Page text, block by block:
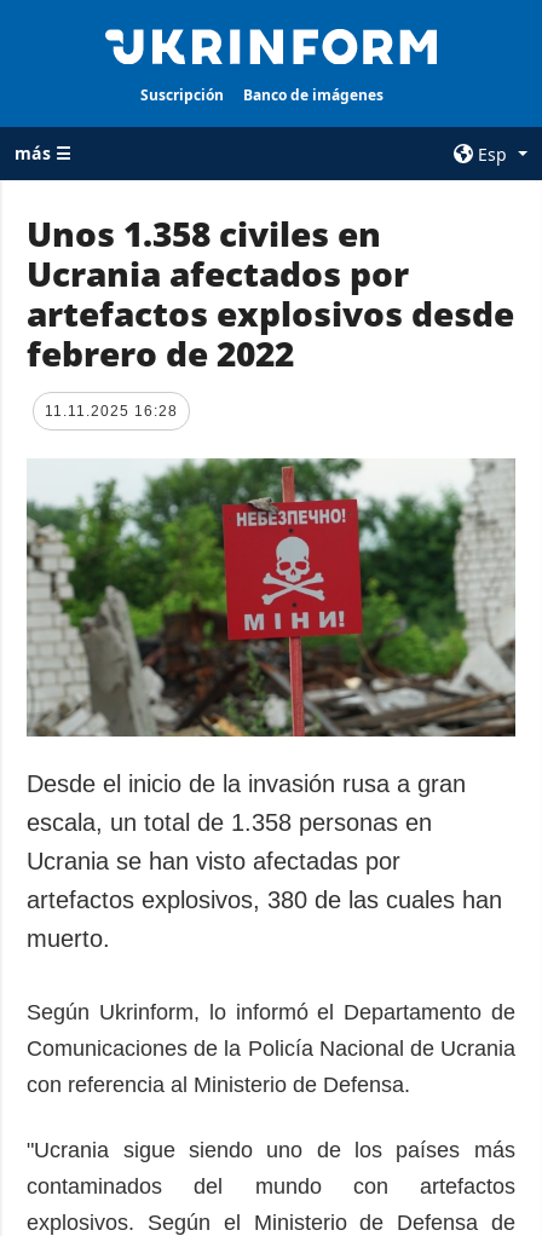
Suscripción Banco de imágenes
más ☰
Esp
TODAS LAS
CATEGORÍAS
Guerra
Reconstrucción
de Ucrania
Política
Economía
Defensa
Sociedad y
Cultura
Deportes
Crimen
Desastres y
emergencias
AGENCIA
sobre la agencia
Política de
privacidad y
protección de
datos personales
ADICIONAL
Podcasts
Publicaciones
Entrevistas
Fotos
Releases
SERVICIOS
Banco de
imágenes
Unos 1.358 civiles en
Ucrania afectados por
artefactos explosivos desde
febrero de 2022
11.11.2025 16:28
Desde el inicio de la invasión rusa a gran
escala, un total de 1.358 personas en
Ucrania se han visto afectadas por
artefactos explosivos, 380 de las cuales han
muerto.
Según Ukrinform, lo informó el Departamento de
Comunicaciones de la Policía Nacional de Ucrania
con referencia al Ministerio de Defensa.
"Ucrania sigue siendo uno de los países más
contaminados del mundo con artefactos
explosivos. Según el Ministerio de Defensa de